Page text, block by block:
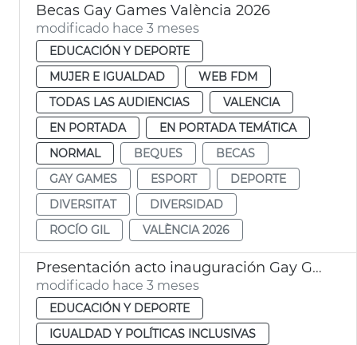
Becas Gay Games València 2026
modificado hace 3 meses
EDUCACIÓN Y DEPORTE
MUJER E IGUALDAD
WEB FDM
TODAS LAS AUDIENCIAS
VALENCIA
EN PORTADA
EN PORTADA TEMÁTICA
NORMAL
BEQUES
BECAS
GAY GAMES
ESPORT
DEPORTE
DIVERSITAT
DIVERSIDAD
ROCÍO GIL
VALÈNCIA 2026
Presentación acto inauguración Gay Games València 2026
modificado hace 3 meses
EDUCACIÓN Y DEPORTE
IGUALDAD Y POLÍTICAS INCLUSIVAS